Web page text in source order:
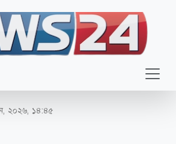
সেতুতে টোল আদায়
১৪ লাখ টাকা
২০২৬, ১৪:৪৫